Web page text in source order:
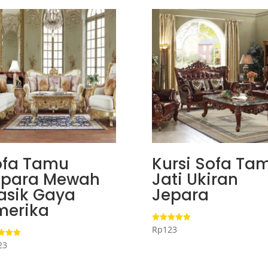
Tamu
Mewah
Gaya
Kursi Sofa
Jati Ukiran
Jepara
Dinilai
5.00
Rp123